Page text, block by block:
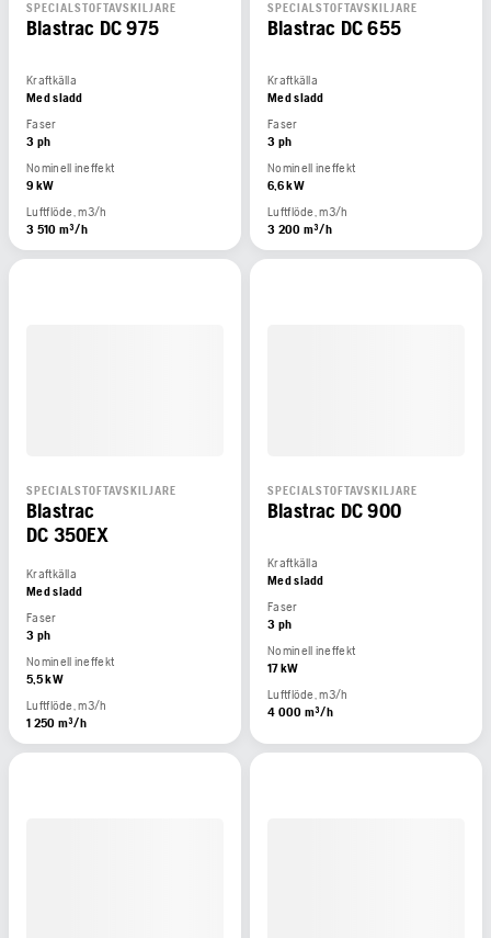
SPECIALSTOFTAVSKILJARE
Blastrac DC 975
Kraftkälla
Med sladd
Faser
3 ph
Nominell ineffekt
9 kW
Luftflöde, m3/h
3 510 m³/h
SPECIALSTOFTAVSKILJARE
Blastrac DC 655
Kraftkälla
Med sladd
Faser
3 ph
Nominell ineffekt
6,6 kW
Luftflöde, m3/h
3 200 m³/h
SPECIALSTOFTAVSKILJARE
Blastrac
DC 350EX
Kraftkälla
Med sladd
Faser
3 ph
Nominell ineffekt
5,5 kW
Luftflöde, m3/h
1 250 m³/h
SPECIALSTOFTAVSKILJARE
Blastrac DC 900
Kraftkälla
Med sladd
Faser
3 ph
Nominell ineffekt
17 kW
Luftflöde, m3/h
4 000 m³/h